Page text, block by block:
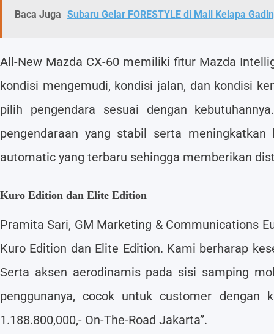
Baca Juga Subaru Gelar FORESTYLE di Mall Kelapa
All-New Mazda CX-60 memiliki fitur Mazda
kondisi mengemudi, kondisi jalan, dan kondisi
pilih pengendara sesuai dengan
pengendaraan yang stabil serta
automatic yang terbaru sehingga memberikan
Kuro Edition dan Elite Edition
Pramita Sari, GM Marketing & Communications
Kuro Edition dan Elite Edition. Kami berharap
Serta aksen aerodinamis pada sisi samping
penggunanya, cocok untuk customer
1.188.800,000,- On-The-Road Jakarta”.